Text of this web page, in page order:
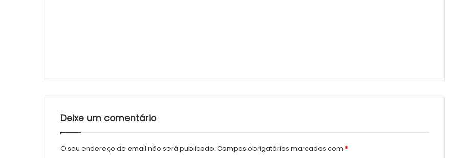
Deixe um comentário
O seu endereço de email não será publicado. Campos obrigatórios marcados com *